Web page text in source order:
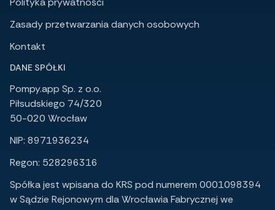
Zasady przetwarzania danych osobowych
Kontakt
DANE SPÓŁKI
Pompy.app Sp. z o.o.
Piłsudskiego 74/320
50-020 Wrocław
NIP: 8971936234
Regon: 528296316
Spółka jest wpisana do KRS pod numerem 0001098394
w Sądzie Rejonowym dla Wrocławia Fabrycznej we